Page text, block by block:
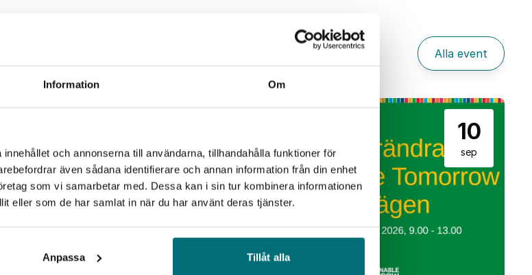
Information Om
och annonserna till användarna, tillhandahålla funktioner för
även sådana identifierare och annan information från din enhet
som vi samarbetar med. Dessa kan i sin tur kombinera informationen
eller som de har samlat in när du har använt deras tjänster.
Anpassa Tillåt alla
Alla event
aug
10
sep